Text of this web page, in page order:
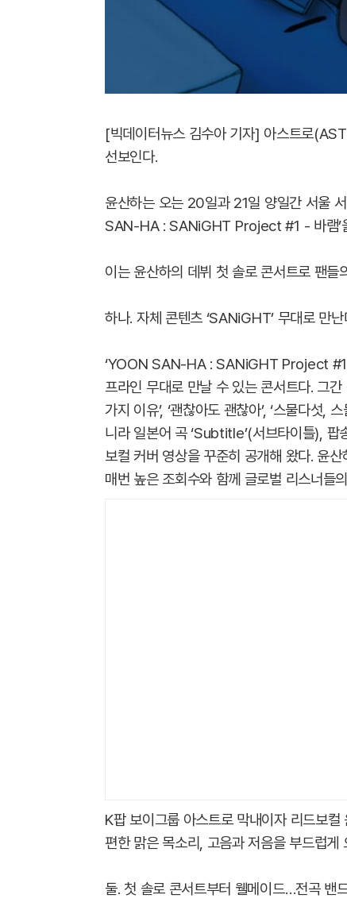
[빅데이터뉴스 김수아 기자] 아스트로
선보인다.
윤산하는 오는 20일과 21일 양일간 서울
SAN-HA : SANiGHT Project #1 - 바램’
이는 윤산하의 데뷔 첫 솔로 콘서트로 팬들
하나. 자체 콘텐츠 ‘SANiGHT’ 무대로 만
‘YOON SAN-HA : SANiGHT Project #1
프라인 무대로 만날 수 있는 콘서트다. 그간
가지 이유’, ‘괜찮아도 괜찮아’, ‘스물다섯,
니라 일본어 곡 ‘Subtitle’(서브타이틀),
보컬 커버 영상을 꾸준히 공개해 왔다. 윤
매번 높은 조회수와 함께 글로벌 리스너들
K팝 보이그룹 아스트로 막내이자 리드보
편한 맑은 목소리, 고음과 저음을 부드럽
둘. 첫 솔로 콘서트부터 웰메이드…전곡 밴